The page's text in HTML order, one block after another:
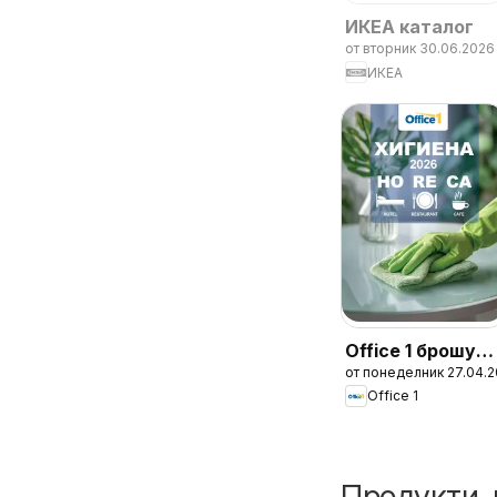
ИКЕА каталог
от вторник 30.06.2026
ИКЕА
Office 1 брошура
- Хотели Horeca
2026
от понеделник
Office 1